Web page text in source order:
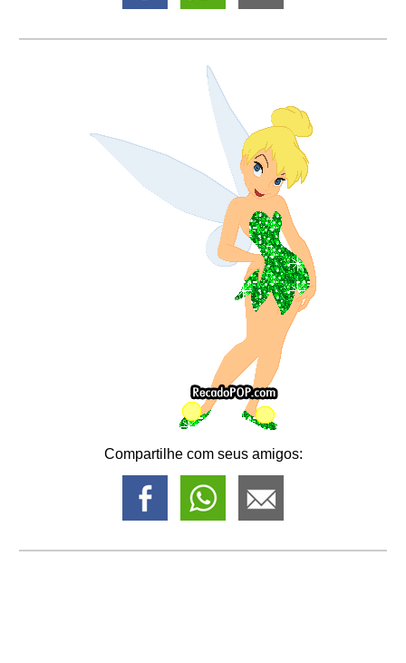
Compartilhe com seus amigos: